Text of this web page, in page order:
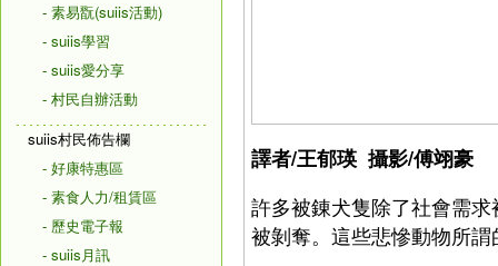
- 素易翫(suiis活動)
- suiis學習
- suiis愛分享
- 村民自辦活動
suiis村民佈告欄
- 好康特惠區
- 素食人力/租賃區
- 歷史電子報
- suiis月訊
譯者/王郁瑛 攝影/傅翊豪
許多被錬犬隻除了社會需
被剝奪。這些悲慘動物所